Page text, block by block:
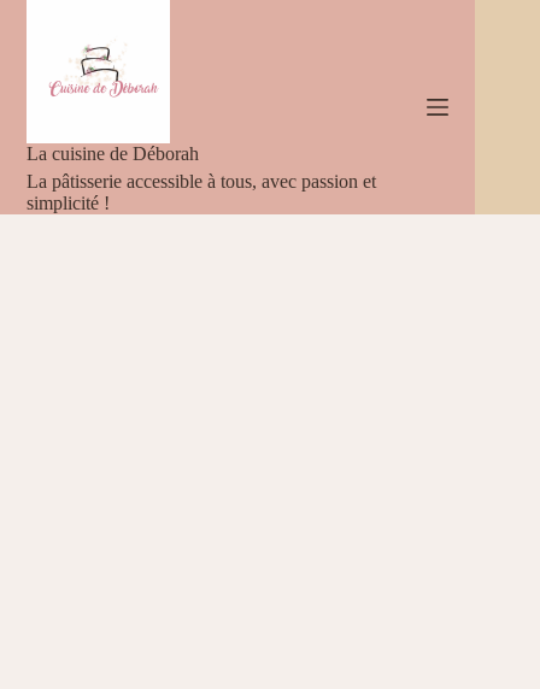
La cuisine de Déborah
La pâtisserie accessible à tous, avec passion et
simplicité !